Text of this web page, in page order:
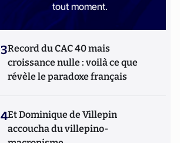
tout moment.
3Record du CAC 40 mais
croissance nulle : voilà ce que
révèle le paradoxe français
4Et Dominique de Villepin
accoucha du villepino-